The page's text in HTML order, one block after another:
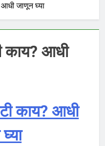
जाणून घ्या
काय? आधी
काय? आधी